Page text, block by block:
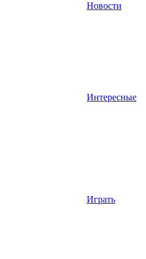
Новости
Интересные
Играть